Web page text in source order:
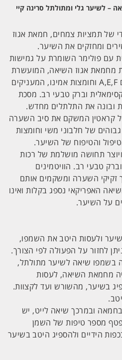
– לשיער גלי ומתולתל סרינה קיי
של תמציות צמחים, חמאת אגוז
ומחזקים את השיער.
עם פולימר השומרת על גמישות
מחמאת אגוז השיאה, המועשרת
בריכוזים גבוהים של ויטמינים A,E,F וחומצות אמינו, המעניקים
וברק טבעי רב. מסכת
ובונה את התלתלים מחדש.
קראטין המשקם את סיב השערה
של חלבוני משי וחומצות
והטיפוח של השיער.
תחושה מושלמת של רכות
טבעי רב. הוויטמינים
זקיקי השערה ומשקמים אותם
האפריקאי נספג בקלות ואינו
על השיער.
ולעסות היטב את השמפו,
לחזור על הפעולה לפי הצורך.
בשמפו שיאה לשיער מתולתל,
מחמאת השיאה, לעסות
בשיער, מהשורש ועד לקצוות.
ובמרכך שיאה לייט, יש
מספר טיפות של השמן
הידיים ולהספיג היטב בשיער